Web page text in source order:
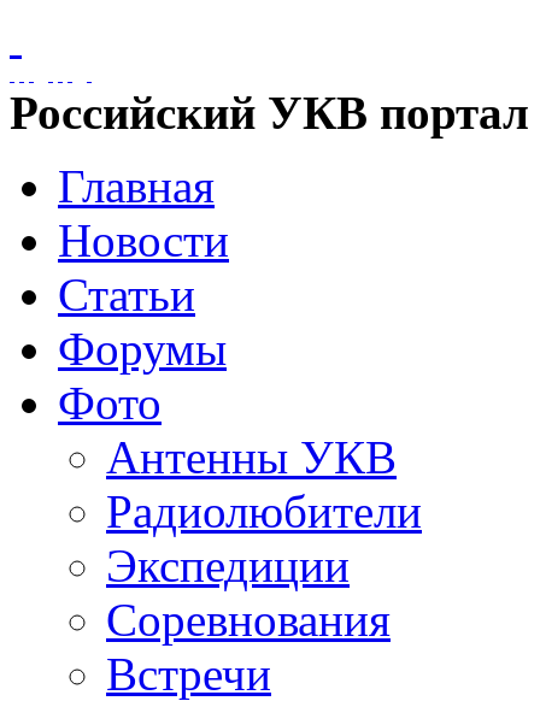
Российский УКВ портал
Главная
Новости
Статьи
Форумы
Фото
Антенны УКВ
Радиолюбители
Экспедиции
Соревнования
Встречи